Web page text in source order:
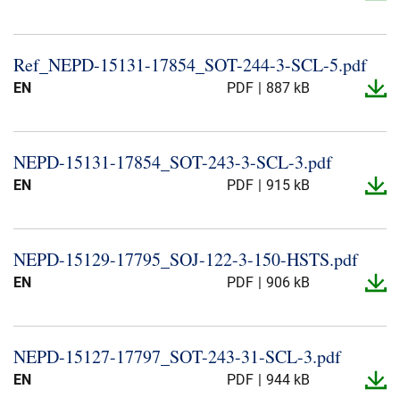
Ref_​NEPD-​15131-​17854_​SOT-​244-​3-​SCL-​5.​pdf
EN PDF 887 kB
NEPD-​15131-​17854_​SOT-​243-​3-​SCL-​3.​pdf
EN PDF 915 kB
NEPD-​15129-​17795_​SOJ-​122-​3-​150-​HSTS.​pdf
EN PDF 906 kB
NEPD-​15127-​17797_​SOT-​243-​31-​SCL-​3.​pdf
EN PDF 944 kB